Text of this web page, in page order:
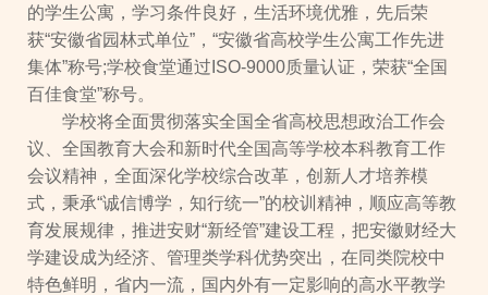
的学生公寓，学习条件良好，生活环境优雅，先后荣
获“安徽省园林式单位”，“安徽省高校学生公寓工作先进
集体”称号;学校食堂通过ISO-9000质量认证，荣获“全国
百佳食堂”称号。
学校将全面贯彻落实全国全省高校思想政治工作会
议、全国教育大会和新时代全国高等学校本科教育工作
会议精神，全面深化学校综合改革，创新人才培养模
式，秉承“诚信博学，知行统一”的校训精神，顺应高等教
育发展规律，推进安财“新经管”建设工程，把安徽财经大
学建设成为经济、管理类学科优势突出，在同类院校中
特色鲜明，省内一流，国内外有一定影响的高水平教学